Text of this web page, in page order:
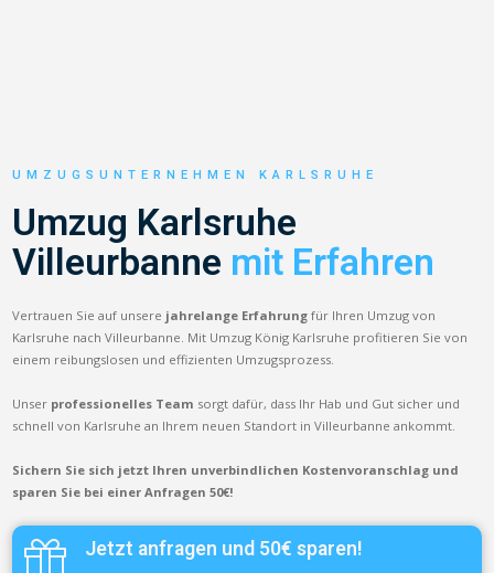
UMZUGSUNTERNEHMEN KARLSRUHE
Umzug Karlsruhe
Villeurbanne mit Erfahren
Vertrauen Sie auf unsere jahrelange Erfahrung für Ihren Umzug von
Karlsruhe nach Villeurbanne. Mit Umzug König Karlsruhe profitieren Sie von
einem reibungslosen und effizienten Umzugsprozess.
Unser professionelles Team sorgt dafür, dass Ihr Hab und Gut sicher und
schnell von Karlsruhe an Ihrem neuen Standort in Villeurbanne ankommt.
Sichern Sie sich jetzt Ihren unverbindlichen Kostenvoranschlag und
sparen Sie bei einer Anfragen 50€!
Jetzt anfragen und 50€ sparen!